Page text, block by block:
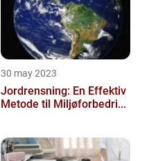
30 may 2023
Jordrensning: En Effektiv
Metode til Miljøforbedri...